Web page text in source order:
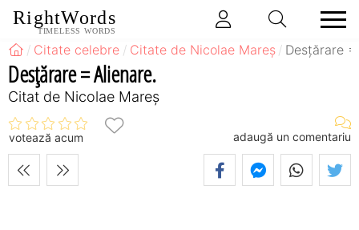
RightWords
TIMELESS WORDS
Citate celebre Citate de Nicolae Mareș Desțărare
Desțărare = Alienare.
Citat de Nicolae Mareș
votează acum adaugă un comentariu